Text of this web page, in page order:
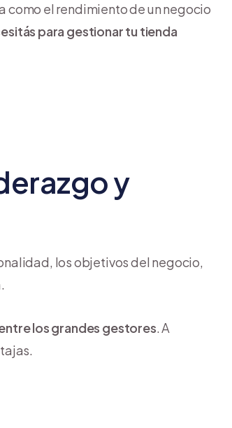
como el rendimiento de un negocio
para gestionar tu tienda
y
los objetivos del negocio,
los grandes gestores. A